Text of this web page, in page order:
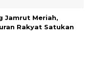
Jamrut Meriah,
Rakyat Satukan